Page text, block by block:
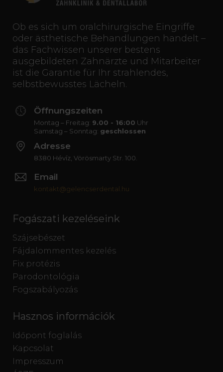
Ob es sich um oralchirurgische Eingriffe
oder ästhetische Behandlungen handelt –
das Fachwissen unserer bestens
ausgebildeten Zahnärzte und Mitarbeiter
ist die Garantie für Ihr strahlendes,
selbstbewusstes Lächeln.
Öffnungszeiten
Montag – Freitag: 9.00 - 16:00 Uhr
Samstag – Sonntag: geschlossen
Adresse
8380 Hévíz, Vörösmarty Str. 100.
Email
kontakt@gelencserdental.hu
Fogászati kezeléseink
Szájsebészet
Fájdalommentes kezelés
Fix protézis
Parodontológia
Fogszabályozás
Hasznos információk
Időpont foglalás
Kapcsolat
Impresszum